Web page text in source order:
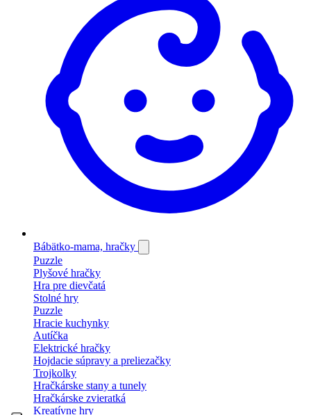
Bábätko-mama, hračky
Puzzle
Plyšové hračky
Hra pre dievčatá
Stolné hry
Puzzle
Hracie kuchynky
Autíčka
Elektrické hračky
Hojdacie súpravy a preliezačky
Trojkolky
Hračkárske stany a tunely
Hračkárske zvieratká
Kreatívne hry